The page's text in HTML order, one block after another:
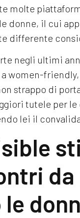
molte
donne, il cui
differente
negli ultimi
women-
strappo di
tutele per
lei il